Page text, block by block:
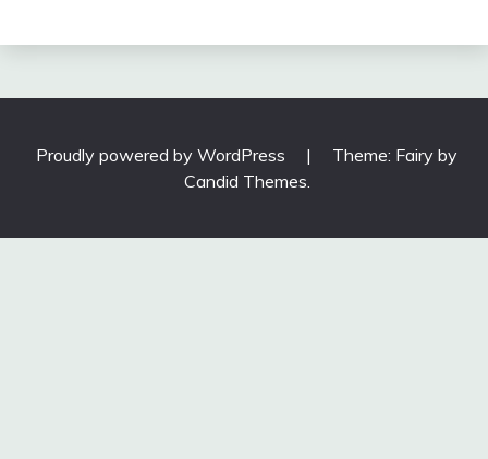
Proudly powered by WordPress |
Theme: Fairy by
Candid Themes.